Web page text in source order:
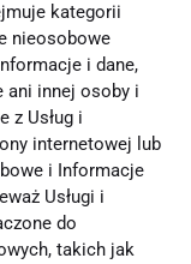
kategorii
nieosobowe
i dane,
ani innej osoby i
z Usług i
internetowej lub
i Informacje
Usługi i
do
takich jak